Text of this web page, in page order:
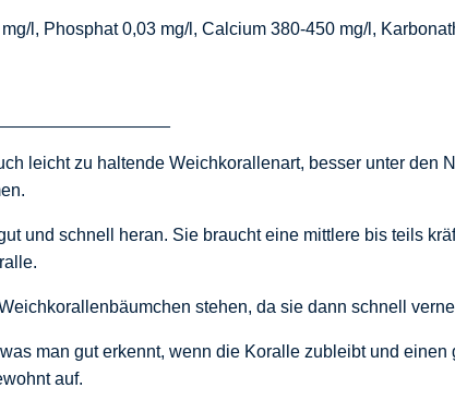
l, Phosphat 0,03 mg/l, Calcium 380-450 mg/l,
leicht zu haltende Weichkorallenart, besser unter
und schnell heran. Sie braucht eine mittlere bis teils
stehen, da sie dann schnell
man gut erkennt, wenn die Koralle zubleibt und
auf.